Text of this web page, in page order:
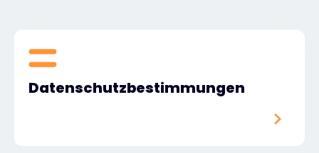
Datenschutzbestimmungen